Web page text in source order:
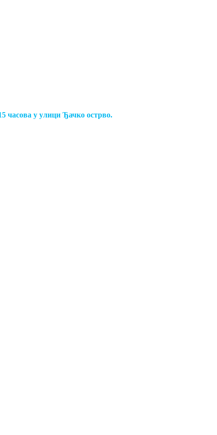
часова у улици Ђачко острво.